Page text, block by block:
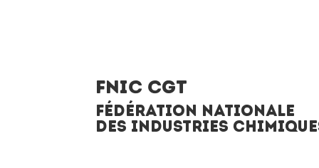
FNIC CGT
FÉDÉRATION NATIONALE
DES INDUSTRIES